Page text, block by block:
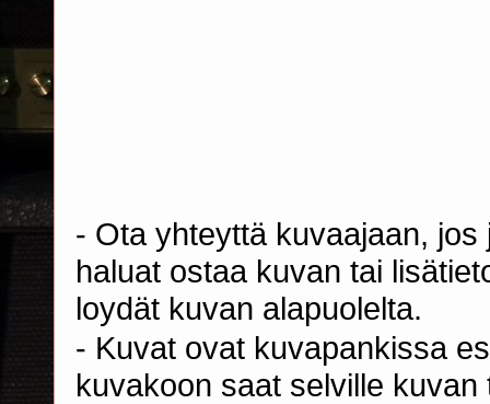
- Ota yhteyttä kuvaajaan,
haluat ostaa kuvan tai
loydät kuvan alapuolelta.
- Kuvat ovat kuvapankissa
kuvakoon saat selville